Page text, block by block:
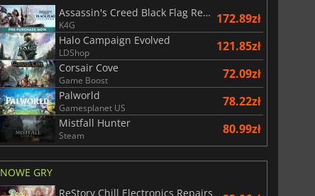
Assassin's Creed Black Flag Resynced
K4G 172.89zł
Halo Campaign Evolved
LDShop 121.85zł
Corsair Cove
Game Boost 72.09zł
Palworld
Gamesplanet US 78.22zł
Mistfall Hunter
Steam 80.99zł
NOWE GRY
ReStory Chill Electronics Repairs